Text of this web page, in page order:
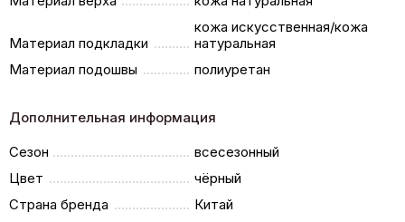
Материал подкладки
кожа искусственная/кожа
натуральная
Материал подошвы
полиуретан
Дополнительная информация
Сезон
всесезонный
Цвет
чёрный
Страна бренда
Китай